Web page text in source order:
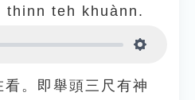
thinn teh khuànn.
。即舉頭三尺有神